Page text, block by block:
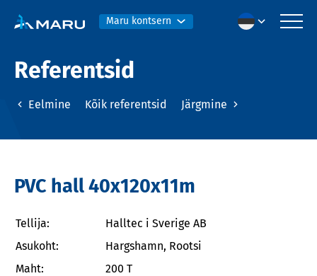
Maru kontsern
Referentsid
Eelmine Kõik referentsid Järgmine
PVC hall 40x120x11m
Tellija:
Halltec i Sverige AB
Asukoht:
Hargshamn, Rootsi
Maht:
200 T